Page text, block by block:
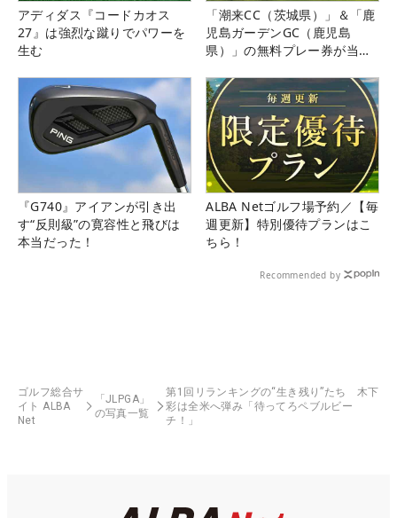
アディダス『コードカオス
27』は強烈な蹴りでパワーを
生む
「潮来CC（茨城県）」＆「鹿
児島ガーデンGC（鹿児島
県）」の無料プレー券が当た
『G740』アイアンが引き出
す“反則級”の寛容性と飛びは
本当だった！
ALBA Netゴルフ場予約／【毎
週更新】特別優待プランはこ
ちら！
Recommended by
ゴルフ総合サ
イト ALBA
Net
「JLPGA」
の写真一覧
第1回リランキングの“生き残り”たち 木下
彩は全米へ弾み「待ってろペブルビー
チ！」